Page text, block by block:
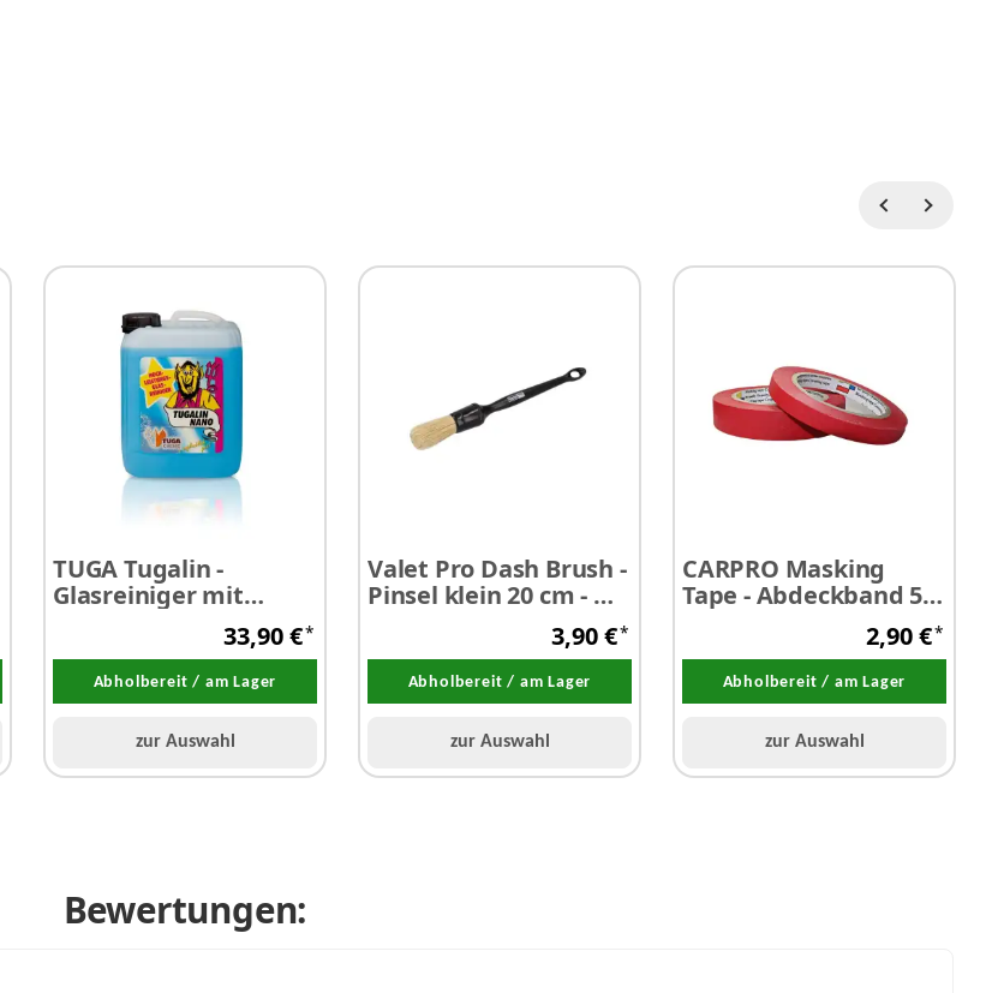
TUGA Tugalin -
Glasreiniger mit
Langzeitformel 5,0
33,90 €*
Abholbereit / am Lager
zur Auswahl
Valet Pro Dash Brush -
Pinsel klein 20 cm - Ø 2
3,90 €*
Abholbereit / am Lager
zur Auswahl
CARPRO Masking
Tape - Abdeckband 5
mm x 40 m 1 Stück2,90 €*
Abholbereit / am Lager
zur Auswahl
Bewertungen: